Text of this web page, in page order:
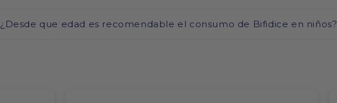
¿Desde que edad es recomendable el consumo de Bifidice en niños?